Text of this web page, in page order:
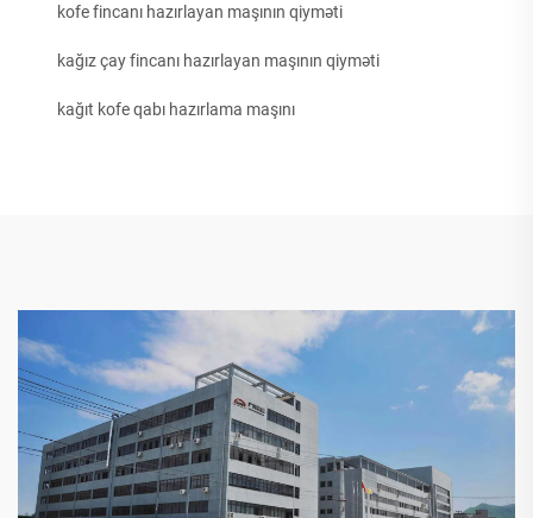
kofe fincanı hazırlayan maşının qiyməti
kağız çay fincanı hazırlayan maşının qiyməti
kağıt kofe qabı hazırlama maşını